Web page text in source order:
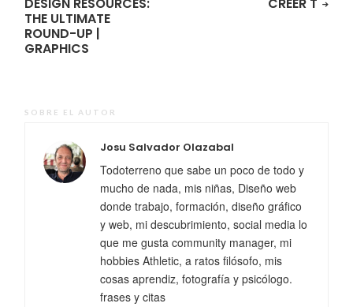
THE ULTIMATE
ROUND-UP |
GRAPHICS
SOBRE EL AUTOR
Josu Salvador Olazabal
Todoterreno que sabe un poco de todo y
mucho de nada, mis niñas, Diseño web
donde trabajo, formación, diseño gráfico
y web, mi descubrimiento, social media lo
que me gusta community manager, mi
hobbies Athletic, a ratos filósofo, mis
cosas aprendiz, fotografía y psicólogo.
frases y citas